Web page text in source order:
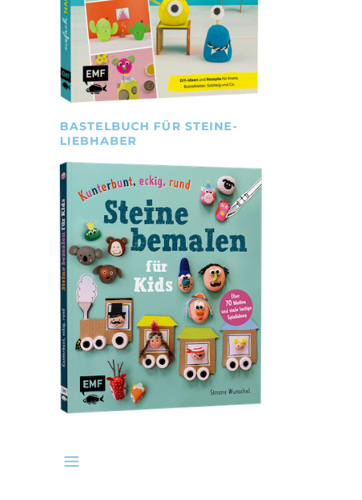
BASTELBUCH FÜR STEINE-
LIEBHABER